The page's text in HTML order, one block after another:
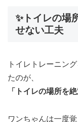
✨トイレの場
せない工夫
トイレトレーニン
たのが、
「トイレの場所を
ワンちゃんは一度